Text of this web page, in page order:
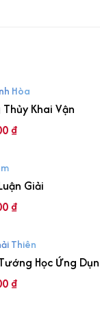
Hòa
Khai Vận
₫
Giải
₫
Thiên
Học Ứng
₫